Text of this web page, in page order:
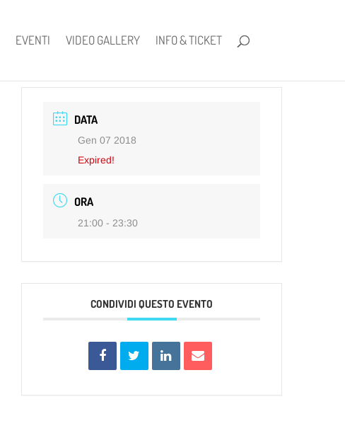
EVENTI VIDEO GALLERY INFO & TICKET
DATA
Gen 07 2018
Expired!
ORA
21:00 - 23:30
CONDIVIDI QUESTO EVENTO